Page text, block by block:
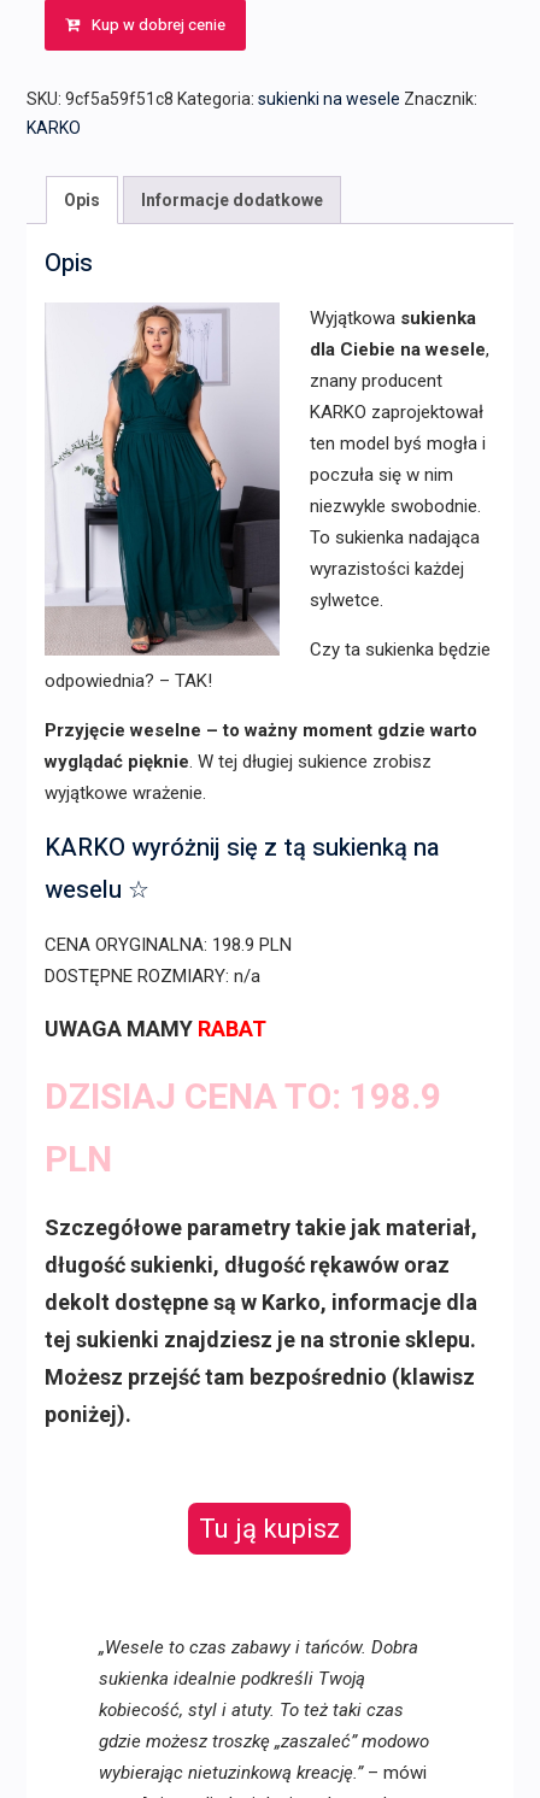
Kup w dobrej cenie
SKU: 9cf5a59f51c8 Kategoria: sukienki na wesele Znacznik:
KARKO
Opis Informacje dodatkowe
Opis
Wyjątkowa sukienka
dla Ciebie na wesele,
znany producent
KARKO zaprojektował
ten model byś mogła i
poczuła się w nim
niezwykle swobodnie.
To sukienka nadająca
wyrazistości każdej
sylwetce.
Czy ta sukienka będzie
odpowiednia? – TAK!
Przyjęcie weselne – to ważny moment gdzie warto
wyglądać pięknie. W tej długiej sukience zrobisz
wyjątkowe wrażenie.
KARKO wyróżnij się z tą sukienką na
weselu ☆
CENA ORYGINALNA: 198.9 PLN
DOSTĘPNE ROZMIARY: n/a
UWAGA MAMYRABAT
DZISIAJ CENA TO: 198.9
PLN
Szczegółowe parametry takie jak materiał,
długość sukienki, długość rękawów oraz
dekolt dostępne są w Karko, informacje dla
tej sukienki znajdziesz je na stronie sklepu.
Możesz przejść tam bezpośrednio (klawisz
poniżej).
Tu ją kupisz
„Wesele to czas zabawy i tańców. Dobra
sukienka idealnie podkreśli Twoją
kobiecość, styl i atuty. To też taki czas
gdzie możesz troszkę „zaszaleć” modowo
wybierając nietuzinkową kreację.”– mówi